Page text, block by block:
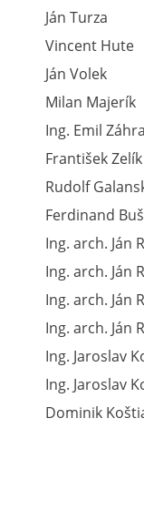
Ján Turza
Vincent Hute
Ján Volek
Milan Majerík
Ing. Emil
František Zelík
Rudolf
Ferdinand
Ing. arch. Ján
Ing. arch. Ján
Ing. arch. Ján
Ing. arch. Ján
Ing. Jaroslav
Ing. Jaroslav
Dominik